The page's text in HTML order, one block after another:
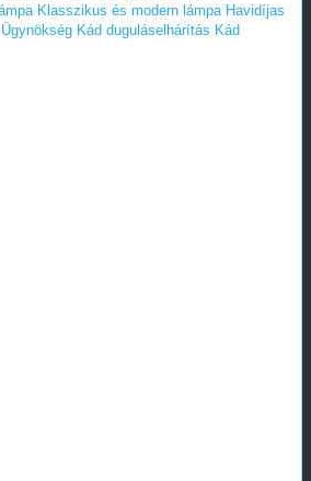
Klasszikus és modern lámpa Havidíjas
Kád duguláselhárítás Kád